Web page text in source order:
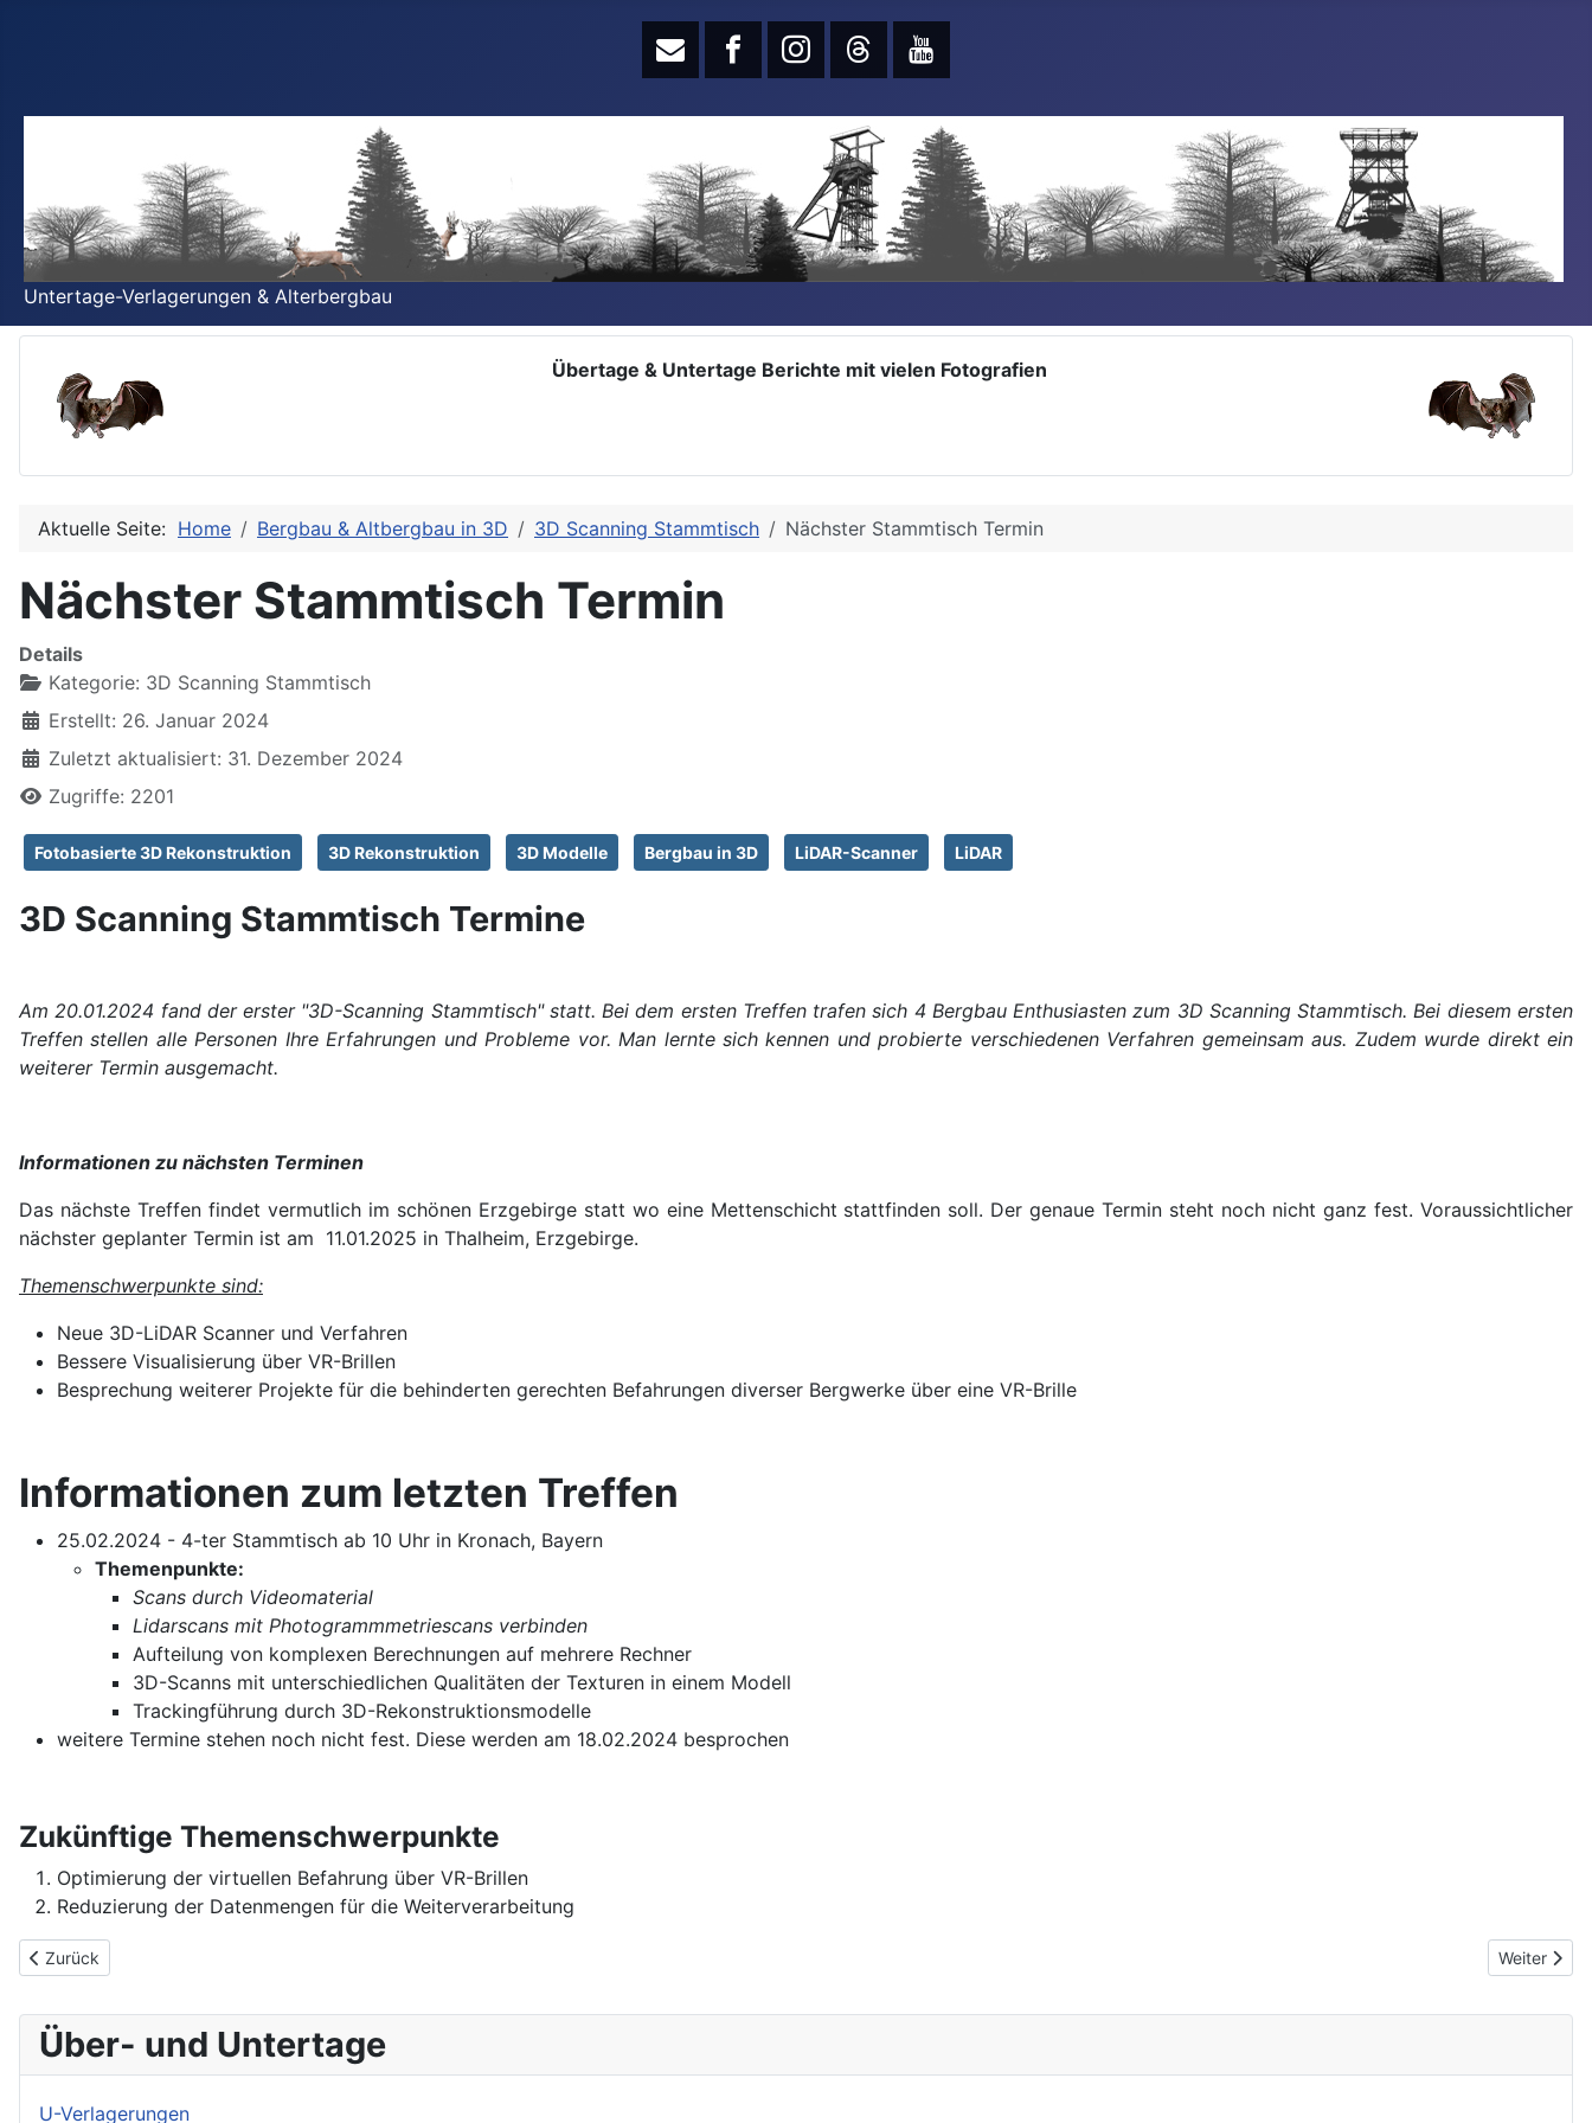
Untertage-Verlagerungen & Alterbergbau
Übertage & Untertage Berichte mit vielen Fotografien
Aktuelle Seite: Home Bergbau & Altbergbau in 3D 3D Scanning Stammtisch Nächster Stammtisch Termin
Nächster Stammtisch Termin
Details
Kategorie: 3D Scanning Stammtisch
Erstellt: 26. Januar 2024
Zuletzt aktualisiert: 31. Dezember 2024
Zugriffe: 2201
Fotobasierte 3D Rekonstruktion 3D Rekonstruktion 3D Modelle Bergbau in 3D LiDAR-Scanner LiDAR
3D Scanning Stammtisch Termine
Am 20.01.2024 fand der erster "3D-Scanning Stammtisch" statt. Bei dem ersten Treffen trafen sich 4 Bergbau Enthusiasten zum 3D Scanning Stammtisch. Bei diesem ersten
Treffen stellen alle Personen Ihre Erfahrungen und Probleme vor. Man lernte sich kennen und probierte verschiedenen Verfahren gemeinsam aus. Zudem wurde direkt ein
weiterer Termin ausgemacht.
Informationen zu nächsten Terminen
Das nächste Treffen findet vermutlich im schönen Erzgebirge statt wo eine Mettenschicht stattfinden soll. Der genaue Termin steht noch nicht ganz fest. Voraussichtlicher
nächster geplanter Termin ist am 11.01.2025 in Thalheim, Erzgebirge.
Themenschwerpunkte sind:
Neue 3D-LiDAR Scanner und Verfahren
Bessere Visualisierung über VR-Brillen
Besprechung weiterer Projekte für die behinderten gerechten Befahrungen diverser Bergwerke über eine VR-Brille
Informationen zum letzten Treffen
25.02.2024 - 4-ter Stammtisch ab 10 Uhr in Kronach, Bayern
Themenpunkte:
Scans durch Videomaterial
Lidarscans mit Photogrammmetriescans verbinden
Aufteilung von komplexen Berechnungen auf mehrere Rechner
3D-Scanns mit unterschiedlichen Qualitäten der Texturen in einem Modell
Trackingführung durch 3D-Rekonstruktionsmodelle
weitere Termine stehen noch nicht fest. Diese werden am 18.02.2024 besprochen
Zukünftige Themenschwerpunkte
Optimierung der virtuellen Befahrung über VR-Brillen
Reduzierung der Datenmengen für die Weiterverarbeitung
Vorheriger Beitrag: Unsere Projekte & Ziele sowie Visionen im Bergbau 3D
Zurück Nächster
Weiter
Über- und Untertage
U-Verlagerungen